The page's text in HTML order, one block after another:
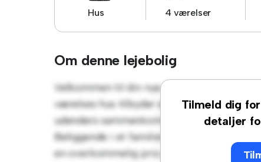
Hus 4 værelser
Om denne lejebolig
Tilmeld dig
detaljer
Velkommen til din nye forstadsoase på
værelses hus tilbyder et rummeligt og
udendørs sammenkomster, og det
Beliggende i et familievenligt kvarter, har
en overkommelig pris på 13.900 kr er